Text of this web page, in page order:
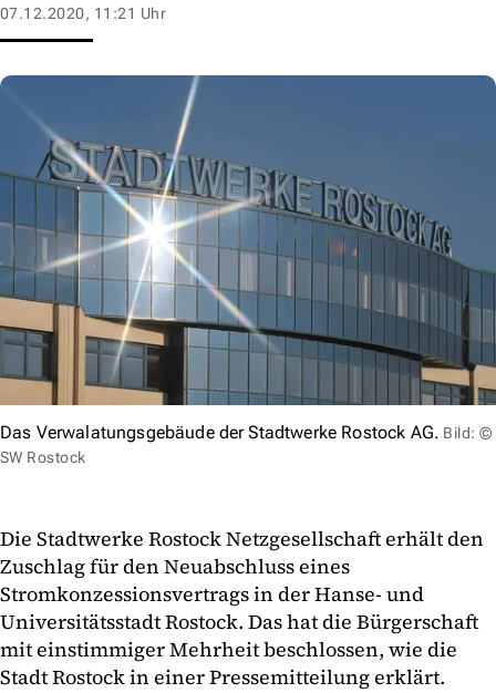
07.12.2020, 11:21 Uhr
Das Verwalatungsgebäude der Stadtwerke Rostock AG. Bild: ©
SW Rostock
Die Stadtwerke Rostock Netzgesellschaft erhält den
Zuschlag für den Neuabschluss eines
Stromkonzessionsvertrags in der Hanse- und
Universitätsstadt Rostock. Das hat die Bürgerschaft
mit einstimmiger Mehrheit beschlossen, wie die
Stadt Rostock in einer Pressemitteilung erklärt.